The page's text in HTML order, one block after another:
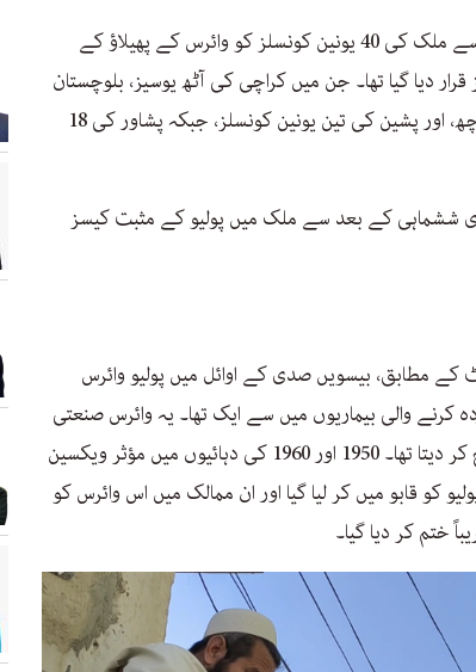
حالیہ برس انسداد پولیو پروگرام کی جانب سے ملک کی 40 یونین کونسلز کو وائرس کے پھیلاؤ کے
دیا گیا تھا۔ جن میں کراچی کی آٹھ یوسیز، بلوچستان
کے ضلع قلعہ عبداللہ کی پانچ، کوئٹہ کی چھ، اور پشین کی تین یونین کونسلز، جبکہ پشاور کی 18
ششماہی کے بعد سے ملک میں پولیو کے مثبت کیسز
کے مطابق، بیسویں صدی کے اوائل میں پولیو وائرس
والی بیماریوں میں سے ایک تھا۔ یہ وائرس صنعتی
ممالک میں ہر سال لاکھوں بچوں کو مفلوج کر دیتا تھا۔ 1950 اور 1960 کی دہائیوں میں مؤثر ویکسین
کو قابو میں کر لیا گیا اور ان ممالک میں اس وائرس کو
ختم کر دیا گیا۔